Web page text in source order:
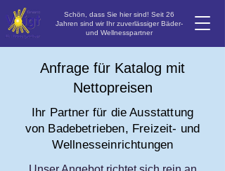
Schön, dass Sie hier sind! Seit 26
Jahren sind wir Ihr zuverlässiger Bäder-
und Wellnesspartner
Anfrage für Katalog mit
Nettopreisen
Ihr Partner für die Ausstattung
von Badebetrieben, Freizeit- und
Wellnesseinrichtungen